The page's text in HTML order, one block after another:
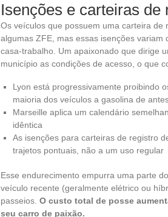
Isenções e carteiras de
Os veículos que possuem uma carteira de
algumas ZFE, mas essas isenções
casa-trabalho. Um apaixonado que dirige
município as condições de acesso, o que
Lyon está progressivamente proibindo
maioria dos veículos a gasolina de
Marseille aplica um calendário
idêntica
As isenções para carteiras de registro
trajetos pontuais, não a um uso regular
Esse endurecimento empurra uma parte
veículo recente (geralmente elétrico ou
passeios. O custo total de posse
seu carro de paixão.